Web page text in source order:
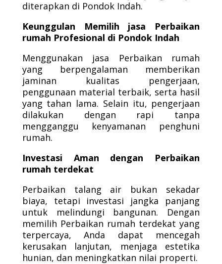
diterapkan di Pondok Indah.
Keunggulan Memilih jasa Perbaikan
rumah Profesional di Pondok Indah
Menggunakan jasa Perbaikan rumah
yang berpengalaman memberikan
jaminan kualitas pengerjaan,
penggunaan material terbaik, serta hasil
yang tahan lama. Selain itu, pengerjaan
dilakukan dengan rapi tanpa
mengganggu kenyamanan penghuni
rumah.
Investasi Aman dengan Perbaikan
rumah terdekat
Perbaikan talang air bukan sekadar
biaya, tetapi investasi jangka panjang
untuk melindungi bangunan. Dengan
memilih Perbaikan rumah terdekat yang
terpercaya, Anda dapat mencegah
kerusakan lanjutan, menjaga estetika
hunian, dan meningkatkan nilai properti.